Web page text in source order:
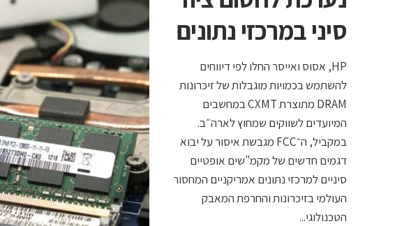
סיני במרכזי נתונים
HP, אסוס ואייסר החלו לפי דיווחים
להשתמש בכמויות מוגבלות של זיכרונות
DRAM מתוצרת CXMT במחשבים
המיועדים לשווקים שמחוץ לארה״ב.
במקביל, ה־FCC מגבשת איסור על יבוא
דגמים חדשים של מקמ"שים אופטיים
סיניים למרכזי נתונים אמריקניים המחסור
העולמי בזיכרונות והחרפת המאבק
הטכנולוגי...